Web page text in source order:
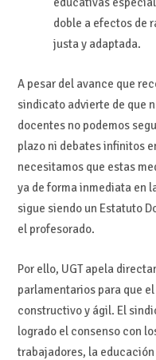
doble a efectos de
justa y adaptada.
A pesar del avance que
sindicato advierte de que
docentes no podemos
plazo ni debates infinitos
necesitamos que estas
ya de forma inmediata en
sigue siendo un Estatuto
el profesorado.
Por ello, UGT apela
parlamentarios para que
constructivo y ágil. El
logrado el consenso con
trabajadores, la